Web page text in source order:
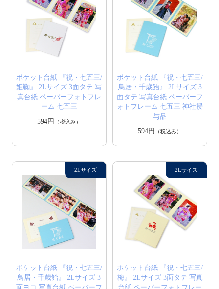
ポケット台紙 『祝・七五三/
姫鞠』 2Lサイズ 3面タテ 写
真台紙 ペーパーフォトフレ
ーム 七五三
594円
（税込み）
ポケット台紙 『祝・七五三/
鳥居・千歳飴』 2Lサイズ 3
面タテ 写真台紙 ペーパーフ
ォトフレーム 七五三 神社授
与品
594円
（税込み）
ポケット台紙 『祝・七五三/
鳥居・千歳飴』 2Lサイズ 3
面ヨコ 写真台紙 ペーパーフ
ポケット台紙 『祝・七五三/
梅』 2Lサイズ 3面タテ 写真
台紙 ペーパーフォトフレー